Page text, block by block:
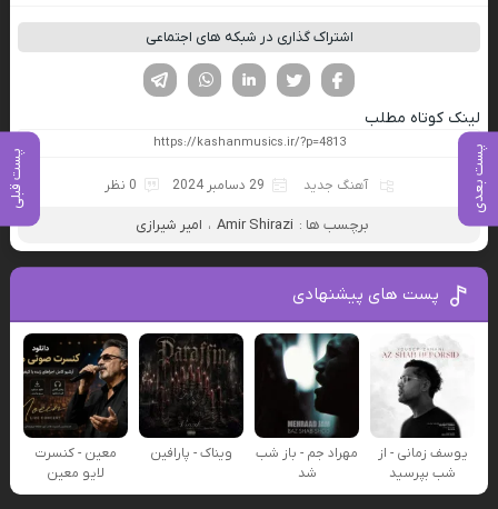
پست بعدی پست قبلی
اشتراک گذاری در شبکه های اجتماعی
لینکدین تویتر
فیسوک
لینک کوتاه مطلب
آهنگ جدید 29 دسامبر 2024 0 نظر
برچسب ها : Amir Shirazi ، امیر شیرازی
پست های پیشنهادی
یوسف زمانی - از
شب بپرسید
مهراد جم - باز شب
شد
ویناک - پارافین
معین - کنسرت
لایو معین